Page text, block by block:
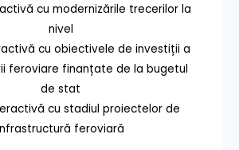
cu modernizările trecerilor la
nivel
cu obiectivele de investiții a
feroviare finanțate de la bugetul
de stat
cu stadiul proiectelor de
feroviară